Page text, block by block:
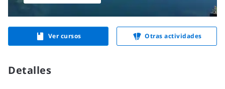
Ver cursos Otras actividades
Detalles